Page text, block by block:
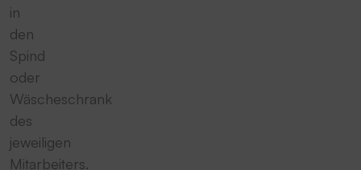
in
den
Spind
oder
Wäscheschrank
des
jeweiligen
Mitarbeiters.